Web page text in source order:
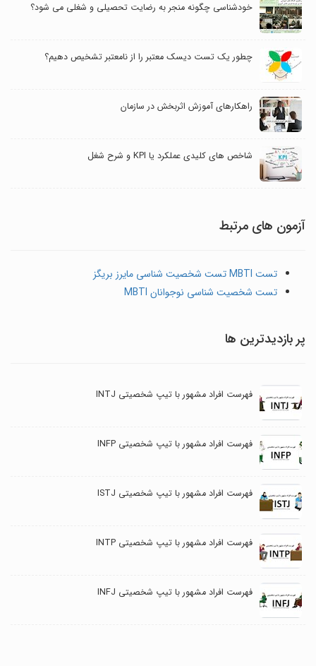
خودشناسی چگونه منجر به رضایت تحصیلی و شغلی می شود؟
چطور یک تست دیسک معتبر را از نامعتبر تشخیص دهیم؟
راهکارهای آموزش اثربخش در سازمان
شاخص های کلیدی عملکرد یا KPI و شرح شغل
آزمون های مرتبط
تست MBTI تست شخصیت شناسی مایرز بریگز
تست شخصیت شناسی نوجوانان MBTI
پر بازدیدترین ها
فهرست افراد مشهور با تیپ شخصیتی INTJ
فهرست افراد مشهور با تیپ شخصیتی INFP
فهرست افراد مشهور با تیپ شخصیتی ISTJ
فهرست افراد مشهور با تیپ شخصیتی INTP
فهرست افراد مشهور با تیپ شخصیتی INFJ